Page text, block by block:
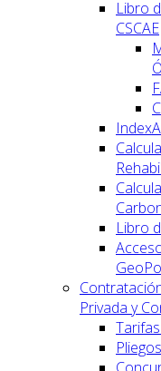
Libro
CSCAE
Libro
Privada y